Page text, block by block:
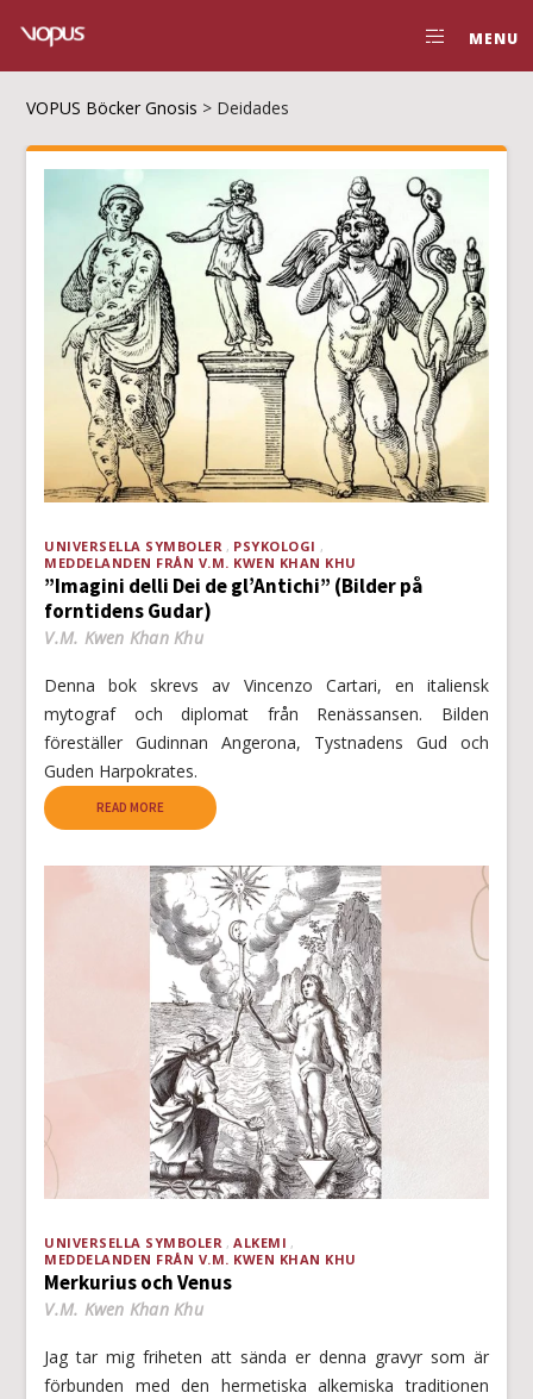
MENU
VOPUS Böcker Gnosis > Deidades
UNIVERSELLA SYMBOLER
PSYKOLOGI
MEDDELANDEN FRÅN V.M. KWEN KHAN KHU
”Imagini delli Dei de gl’Antichi” (Bilder på
forntidens Gudar)
V.M. Kwen Khan Khu
Denna bok skrevs av Vincenzo Cartari, en italiensk
mytograf och diplomat från Renässansen. Bilden
föreställer Gudinnan Angerona, Tystnadens Gud och
Guden Harpokrates.
READ MORE
UNIVERSELLA SYMBOLER
ALKEMI
MEDDELANDEN FRÅN V.M. KWEN KHAN KHU
Merkurius och Venus
V.M. Kwen Khan Khu
Jag tar mig friheten att sända er denna gravyr som är
förbunden med den hermetiska alkemiska traditionen